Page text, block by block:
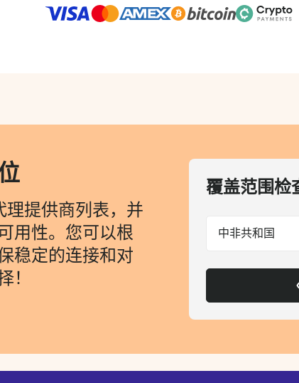
提供商列表，并
用性。您可以根
稳定的连接和对
覆盖范围检
中非共和国